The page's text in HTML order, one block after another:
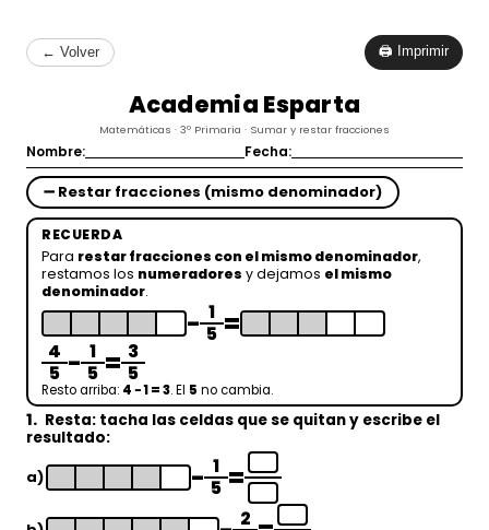
← Volver 🖨 Imprimir
Academia Esparta
Matemáticas · 3º Primaria · Sumar y restar fracciones
Nombre: Fecha:
➖ Restar fracciones (mismo denominador)
RECUERDA
Para restar fracciones con el mismo denominador,
restamos los numeradores y dejamos el mismo
denominador.
− 1
5 =
4
5 − 1
5 = 3
5
Resto arriba: 4 − 1 = 3. El 5 no cambia.
1. Resta: tacha las celdas que se quitan y escribe el
resultado:
a)
− 1
5 =
2